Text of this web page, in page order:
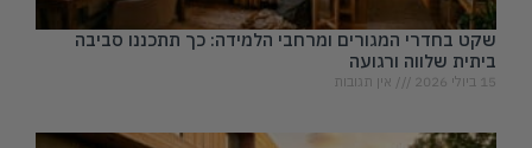
שקט בחדרי המגורים ומרחבי הלמידה: כך תתכננו סביבה
ביתית שלווה ורגועה
15 ביולי 2026 אין תגובות